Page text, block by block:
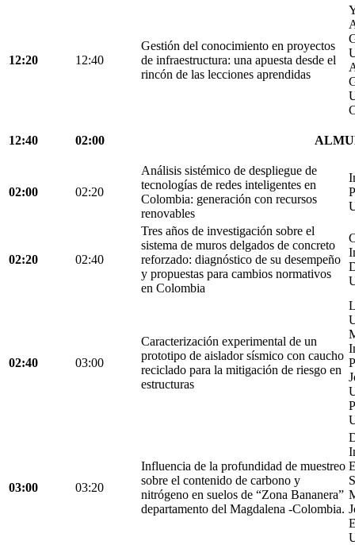
12:20 12:40
Gestión del conocimiento en proyectos
de infraestructura: una apuesta desde el
rincón de las lecciones aprendidas
12:40 02:00
02:00 02:20
Análisis sistémico de despliegue de
tecnologías de redes inteligentes en
Colombia: generación con recursos
renovables
02:20 02:40
Tres años de investigación sobre el
sistema de muros delgados de concreto
reforzado: diagnóstico de su desempeño
y propuestas para cambios normativos
en Colombia
02:40 03:00
Caracterización experimental de un
prototipo de aislador sísmico con caucho
reciclado para la mitigación de riesgo en
estructuras
03:00 03:20
Influencia de la profundidad de muestreo
sobre el contenido de carbono y
nitrógeno en suelos de “Zona Bananera”
departamento del Magdalena -Colombia.